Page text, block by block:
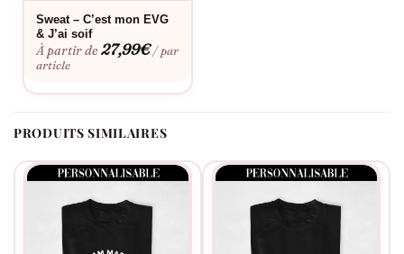
Sweat – C’est mon EVG
& J’ai soif
À partir de27,99€ / par
article
PRODUITS SIMILAIRES